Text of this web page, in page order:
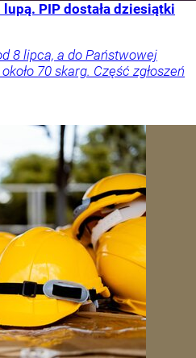
PIP dostała dziesiątki
8 lipca, a do Państwowej
70 skarg. Część zgłoszeń